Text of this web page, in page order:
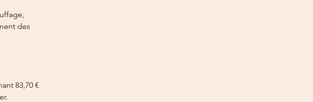
des
83,70 €